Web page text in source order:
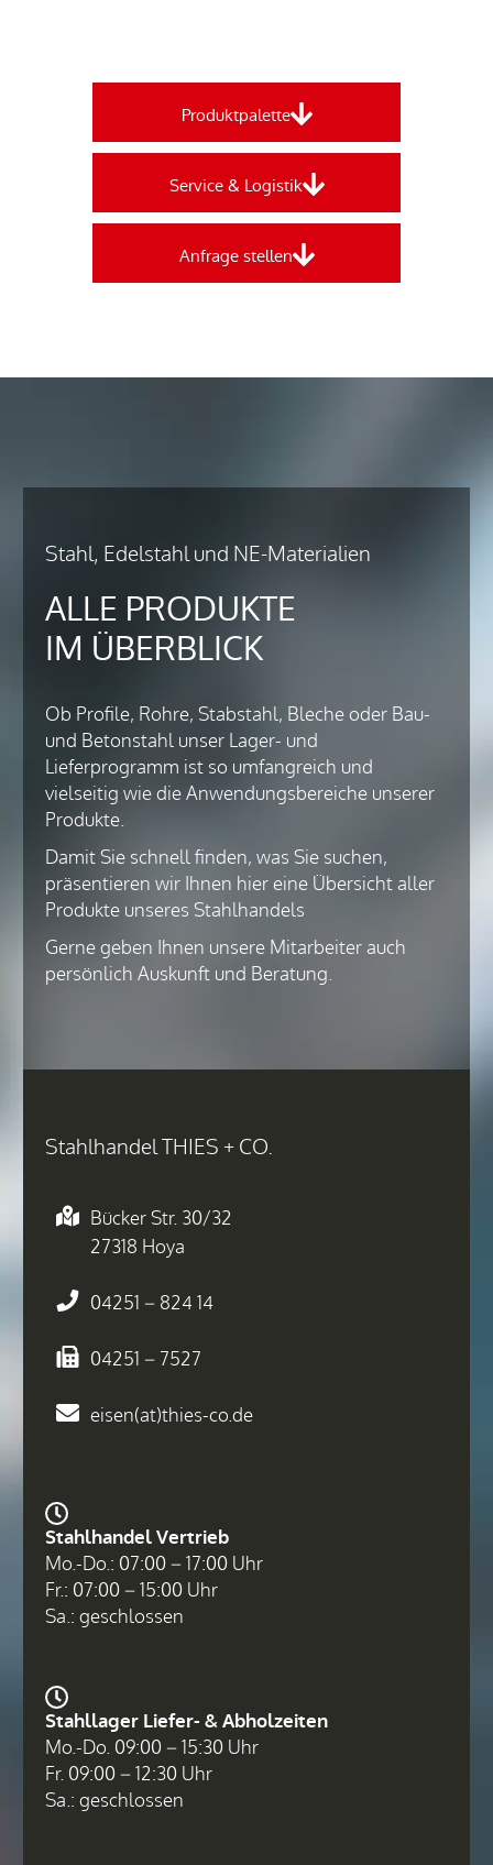
Produktpalette
Service & Logistik
Anfrage stellen
Stahl, Edelstahl und NE-Materialien
ALLE PRODUKTE
IM ÜBERBLICK
Ob Profile, Rohre, Stabstahl, Bleche oder Bau-
und Betonstahl unser Lager- und
Lieferprogramm ist so umfangreich und
vielseitig wie die Anwendungsbereiche unserer
Produkte.
Damit Sie schnell finden, was Sie suchen,
präsentieren wir Ihnen hier eine Übersicht aller
Produkte unseres Stahlhandels
Gerne geben Ihnen unsere Mitarbeiter auch
persönlich Auskunft und Beratung.
Stahlhandel THIES + CO.
Bücker Str. 30/32
27318 Hoya
04251 – 824 14
04251 – 7527
eisen(at)thies-co.de
Stahlhandel Vertrieb
Mo.-Do.: 07:00 – 17:00 Uhr
Fr.: 07:00 – 15:00 Uhr
Sa.: geschlossen
Stahllager Liefer- & Abholzeiten
Mo.-Do. 09:00 – 15:30 Uhr
Fr. 09:00 – 12:30 Uhr
Sa.: geschlossen